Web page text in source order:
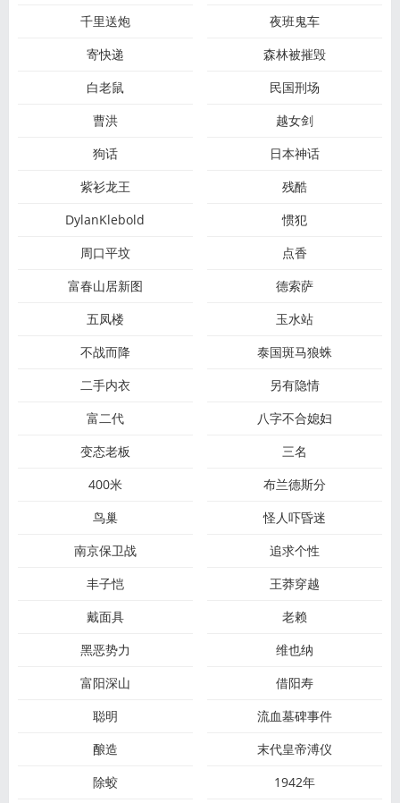
千里送炮
夜班鬼车
寄快递
森林被摧毁
白老鼠
民国刑场
曹洪
越女剑
狗话
日本神话
紫衫龙王
残酷
DylanKlebold
惯犯
周口平坟
点香
富春山居新图
德索萨
五凤楼
玉水站
不战而降
泰国斑马狼蛛
二手内衣
另有隐情
富二代
八字不合媳妇
变态老板
三名
400米
布兰德斯分
鸟巢
怪人吓昏迷
南京保卫战
追求个性
丰子恺
王莽穿越
戴面具
老赖
黑恶势力
维也纳
富阳深山
借阳寿
聪明
流血墓碑事件
酿造
末代皇帝溥仪
除蛟
1942年